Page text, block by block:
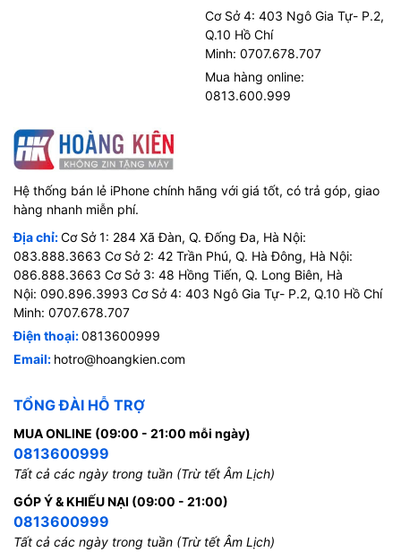
Cơ Sở 4: 403 Ngô Gia Tự- P.2,
Q.10 Hồ Chí
Minh: 0707.678.707
Mua hàng online:
0813.600.999
Hệ thống bán lẻ iPhone chính hãng với giá tốt, có trả góp, giao
hàng nhanh miễn phí.
Địa chỉ:Cơ Sở 1: 284 Xã Đàn, Q. Đống Đa, Hà Nội:
083.888.3663 Cơ Sở 2: 42 Trần Phú, Q. Hà Đông, Hà Nội:
086.888.3663 Cơ Sở 3: 48 Hồng Tiến, Q. Long Biên, Hà
Nội: 090.896.3993 Cơ Sở 4: 403 Ngô Gia Tự- P.2, Q.10 Hồ Chí
Minh: 0707.678.707
Điện thoại:0813600999
Email: hotro@hoangkien.com
TỔNG ĐÀI HỖ TRỢ
MUA ONLINE (09:00 - 21:00 mỗi ngày)
0813600999
Tất cả các ngày trong tuần (Trừ tết Âm Lịch)
GÓP Ý & KHIẾU NẠI (09:00 - 21:00)
0813600999
Tất cả các ngày trong tuần (Trừ tết Âm Lịch)